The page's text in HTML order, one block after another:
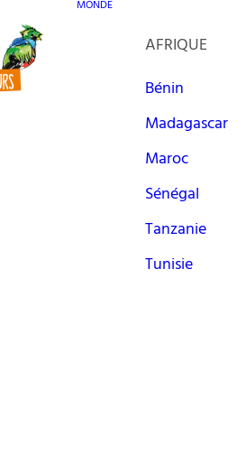
MONDE
AFRIQUE
Bénin
Madagascar
Maroc
Sénégal
Tanzanie
Tunisie